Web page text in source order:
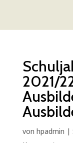
2021/
von hpadmin |